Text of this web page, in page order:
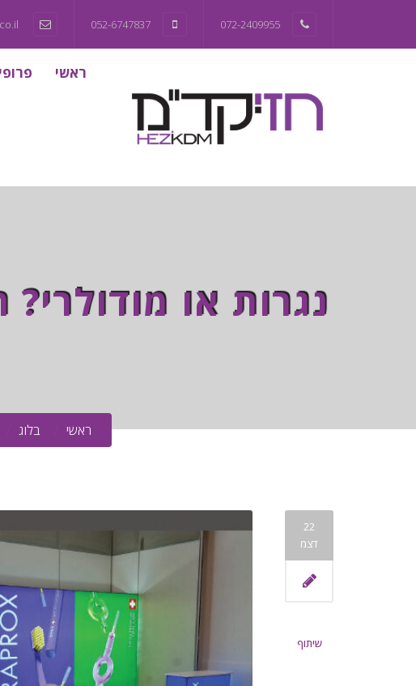
072-2409955
052-6747837
ראשי
נגרות או
ראשי בלוג
22
דצמ
שיתוף